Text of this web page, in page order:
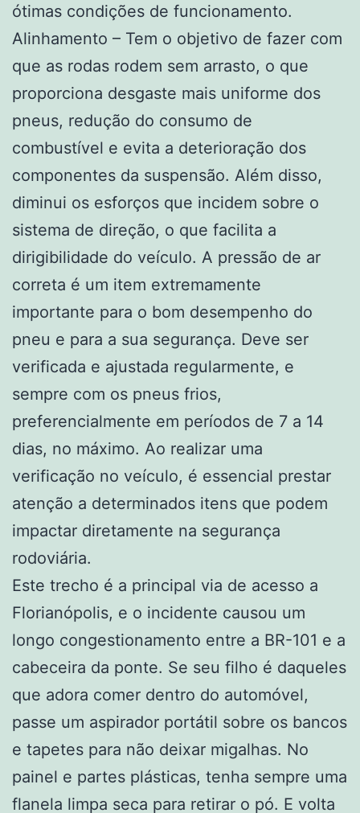
ótimas condições de funcionamento.
Alinhamento – Tem o objetivo de fazer com
que as rodas rodem sem arrasto, o que
proporciona desgaste mais uniforme dos
pneus, redução do consumo de
combustível e evita a deterioração dos
componentes da suspensão. Além disso,
diminui os esforços que incidem sobre o
sistema de direção, o que facilita a
dirigibilidade do veículo. A pressão de ar
correta é um item extremamente
importante para o bom desempenho do
pneu e para a sua segurança. Deve ser
verificada e ajustada regularmente, e
sempre com os pneus frios,
preferencialmente em períodos de 7 a 14
dias, no máximo. Ao realizar uma
verificação no veículo, é essencial prestar
atenção a determinados itens que podem
impactar diretamente na segurança
rodoviária.
Este trecho é a principal via de acesso a
Florianópolis, e o incidente causou um
longo congestionamento entre a BR-101 e a
cabeceira da ponte. Se seu filho é daqueles
que adora comer dentro do automóvel,
passe um aspirador portátil sobre os bancos
e tapetes para não deixar migalhas. No
painel e partes plásticas, tenha sempre uma
flanela limpa seca para retirar o pó. E volta